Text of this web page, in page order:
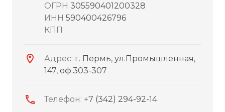
ОГРН 305590401200328
ИНН 590400426796
КПП
Адрес: г. Пермь, ул.Промышленная,
147, оф.303-307
Телефон: +7 (342) 294-92-14